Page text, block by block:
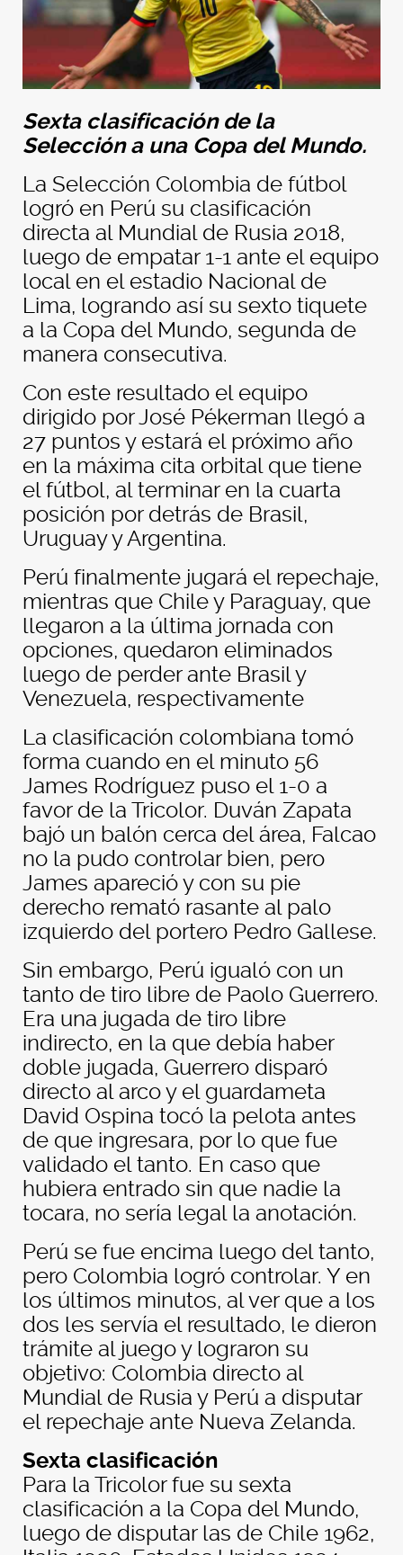
Sexta clasificación de la
Selección a una Copa del Mundo.
La Selección Colombia de fútbol
logró en Perú su clasificación
directa al Mundial de Rusia 2018,
luego de empatar 1-1 ante el equipo
local en el estadio Nacional de
Lima, logrando así su sexto tiquete
a la Copa del Mundo, segunda de
manera consecutiva.
Con este resultado el equipo
dirigido por José Pékerman llegó a
27 puntos y estará el próximo año
en la máxima cita orbital que tiene
el fútbol, al terminar en la cuarta
posición por detrás de Brasil,
Uruguay y Argentina.
Perú finalmente jugará el repechaje,
mientras que Chile y Paraguay, que
llegaron a la última jornada con
opciones, quedaron eliminados
luego de perder ante Brasil y
Venezuela, respectivamente
La clasificación colombiana tomó
forma cuando en el minuto 56
James Rodríguez puso el 1-0 a
favor de la Tricolor. Duván Zapata
bajó un balón cerca del área, Falcao
no la pudo controlar bien, pero
James apareció y con su pie
derecho remató rasante al palo
izquierdo del portero Pedro Gallese.
Sin embargo, Perú igualó con un
tanto de tiro libre de Paolo Guerrero.
Era una jugada de tiro libre
indirecto, en la que debía haber
doble jugada, Guerrero disparó
directo al arco y el guardameta
David Ospina tocó la pelota antes
de que ingresara, por lo que fue
validado el tanto. En caso que
hubiera entrado sin que nadie la
tocara, no sería legal la anotación.
Perú se fue encima luego del tanto,
pero Colombia logró controlar. Y en
los últimos minutos, al ver que a los
dos les servía el resultado, le dieron
trámite al juego y lograron su
objetivo: Colombia directo al
Mundial de Rusia y Perú a disputar
el repechaje ante Nueva Zelanda.
Sexta clasificación
Para la Tricolor fue su sexta
clasificación a la Copa del Mundo,
luego de disputar las de Chile 1962,